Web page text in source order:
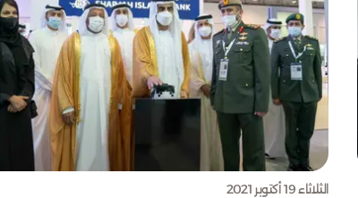
الثلاثاء 19 أكتوبر 2021